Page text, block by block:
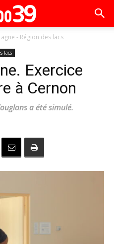
- Région des lacs
lacs
Exercice
à Cernon
a été simulé.